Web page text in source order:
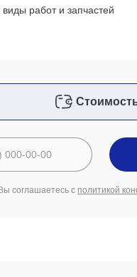
виды работ и запчастей
соглашаетесь с политикой